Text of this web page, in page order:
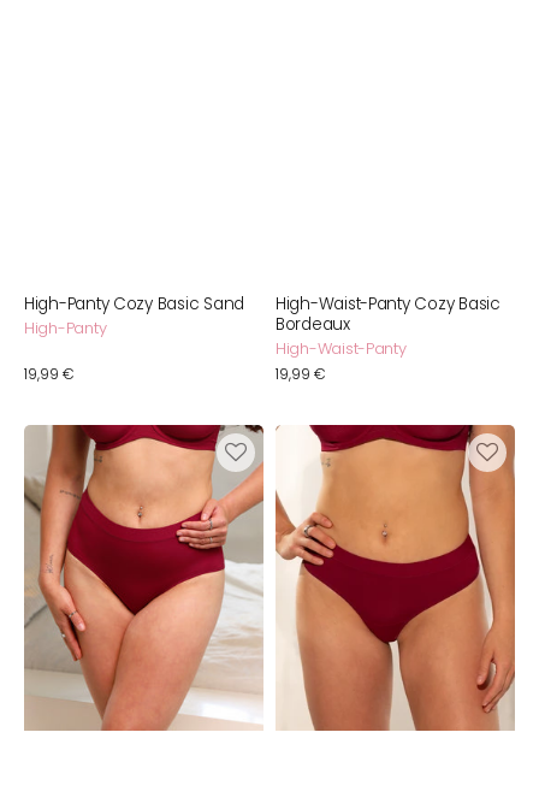
High-Panty Cozy Basic Sand
High-Panty
Normaler
19,99 €
High-Waist-Panty Cozy Basic
Bordeaux
High-Waist-Panty
Normaler
19,99 €
High-
Panty
Cozy
Basic
Bordeaux
String
Basic
Bordeaux